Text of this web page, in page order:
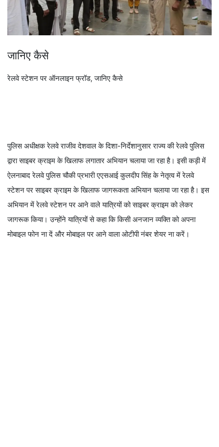
जानिए कैसे
रेलवे स्टेशन पर ऑनलाइन फ्रॉड, जानिए कैसे
पुलिस अधीक्षक रेलवे राजीव देशवाल के दिशा-निर्देशानुसार राज्य की रेलवे पुलिस
द्वारा साइबर क्राइम के खिलाफ लगातार अभियान चलाया जा रहा है। इसी कड़ी में
ऐलनाबाद रेलवे पुलिस चौकी प्रभारी एएसआई कुलदीप सिंह के नेतृत्व में रेलवे
स्टेशन पर साइबर क्राइम के खिलाफ जागरूकता अभियान चलाया जा रहा है। इस
अभियान में रेलवे स्टेशन पर आने वाले यात्रियों को साइबर क्राइम को लेकर
जागरूक किया। उन्होंने यात्रियों से कहा कि किसी अनजान व्यक्ति को अपना
मोबाइल फोन ना दें और मोबाइल पर आने वाला ओटीपी नंबर शेयर ना करें।